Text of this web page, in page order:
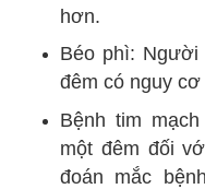
hơn.
Béo phì:
đêm có nguy
Bệnh tim
một đêm đối
đoán mắc